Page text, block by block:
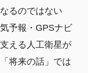
るのではない
予報・GPSナビ
える人工衛星が
将来の話」では